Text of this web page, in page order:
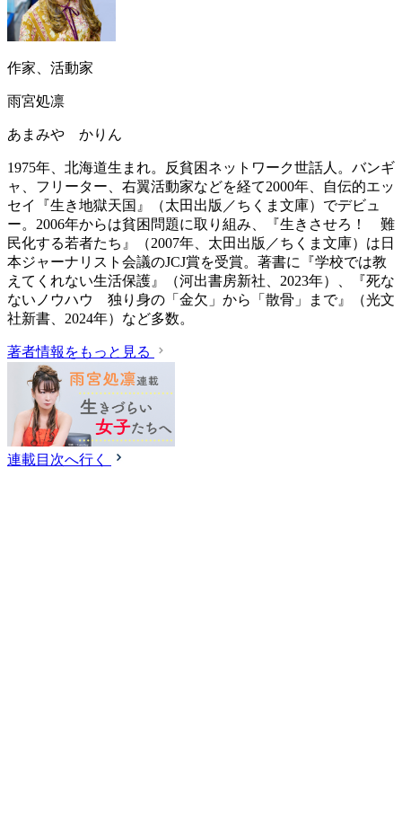
作家、活動家
雨宮処凛
あまみや かりん
1975年、北海道生まれ。反貧困ネットワーク世話人。バンギ
ャ、フリーター、右翼活動家などを経て2000年、自伝的エッ
セイ『生き地獄天国』（太田出版／ちくま文庫）でデビュ
ー。2006年からは貧困問題に取り組み、『生きさせろ！ 難
民化する若者たち』（2007年、太田出版／ちくま文庫）は日
本ジャーナリスト会議のJCJ賞を受賞。著書に『学校では教
えてくれない生活保護』（‎河出書房新社、2023年）、『死な
ないノウハウ 独り身の「金欠」から「散骨」まで』（光文
社新書、2024年）など多数。
著者情報をもっと見る
連載目次へ行く